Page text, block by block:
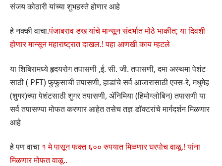
संजय कोठारी यांच्या शुभहस्ते होणार आहे
हे नक्की वाचा.पंजाबराव डख यांचे मान्सून संदर्भात मोठे भाकीत; या दिवशी
होणार मान्सून महाराष्ट्रात दाखल.! पहा आणखी काय म्हटले
या शिबिरामध्ये हृदयरोग तपासणी ,ई. सी. जी. तपासणी, दमा अस्थमा पेशंट
साठी ( PFT) फुफुसाची तपासणी, हाडांचे सर्व आजारासाठी एक्स-रे, मधुमेह
(शुगर)च्या पेशंटसाठी शुगर तपासणी, ॲनिमिया (हिमोग्लोबिन) तपासणी या
सर्व तपासण्या मोफत करणार आहेत तसेच तज्ञ डॉक्टरांचे मार्गदर्शन मिळणार
आहे
हे पण वाचा १ मे पासून फक्त ६०० रुपयात मिळणार घरपोच वाळू.! यांना
मिळणार मोफत वाळू..